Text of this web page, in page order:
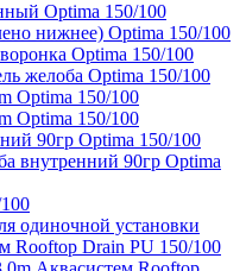
Optima 150/100
нижнее) Optima 150/100
Optima 150/100
желоба Optima 150/100
Optima 150/100
Optima 150/100
90гр Optima 150/100
внутренний 90гр Optima
одиночной установки
Rooftop Drain PU 150/100